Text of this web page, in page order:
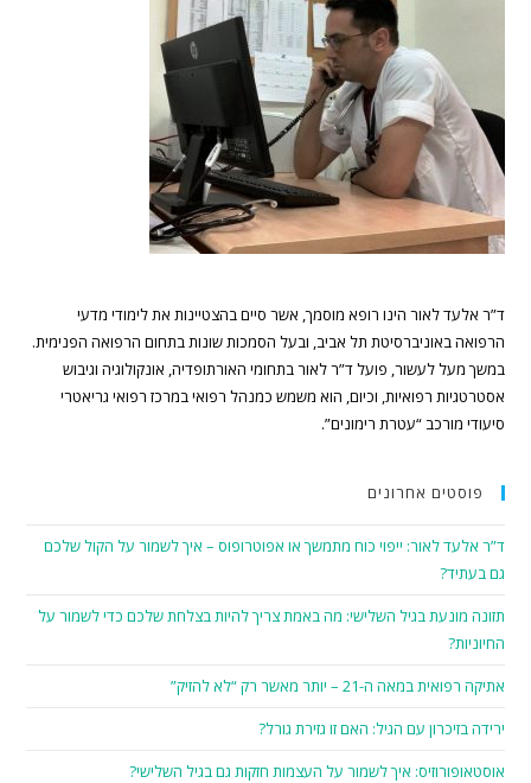
ד”ר אלעד לאור הינו רופא מוסמך, אשר סיים בהצטיינות את לימודי מדעי
הרפואה באוניברסיטת תל אביב, ובעל הסמכות שונות בתחום הרפואה הפנימית.
במשך מעל לעשור, פועל ד”ר לאור בתחומי האורתופדיה, אונקולוגיה וגיבוש
אסטרטגיות רפואיות, וכיום, הוא משמש כמנהל רפואי במרכז רפואי גריאטרי
סיעודי מורכב “עטרת רימונים”.
פוסטים אחרונים
ד”ר אלעד לאור: ייפוי כוח מתמשך או אפוטרופוס – איך לשמור על הקול שלכם
גם בעתיד?
תזונה מונעת בגיל השלישי: מה באמת צריך להיות בצלחת שלכם כדי לשמור על
החיוניות?
אתיקה רפואית במאה ה-21 – יותר מאשר רק “לא להזיק”
ירידה בזיכרון עם הגיל: האם זו גזירת גורל?
אוסטאופורוזיס: איך לשמור על העצמות חזקות גם בגיל השלישי?